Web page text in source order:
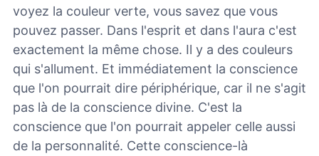
voyez la couleur verte, vous savez que vous
pouvez passer. Dans l'esprit et dans l'aura c'est
exactement la même chose. Il y a des couleurs
qui s'allument. Et immédiatement la conscience
que l'on pourrait dire périphérique, car il ne s'agit
pas là de la conscience divine. C'est la
conscience que l'on pourrait appeler celle aussi
de la personnalité. Cette conscience-là